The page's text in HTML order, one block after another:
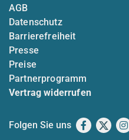
AGB
Datenschutz
Barrierefreiheit
Presse
Preise
Partnerprogramm
Vertrag widerrufen
Folgen Sie uns Facebook
X